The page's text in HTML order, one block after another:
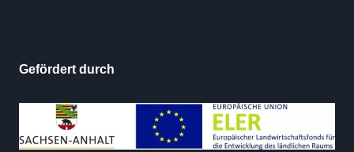
Gefördert durch